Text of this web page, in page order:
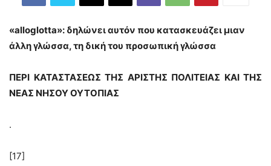
«alloglotta»: δηλώνει αυτόν που κατασκευάζει μιαν
άλλη γλώσσα, τη δική του προσωπική γλώσσα
ΠΕΡΙ ΚΑΤΑΣΤΑΣΕΩΣ ΤΗΣ ΑΡΙΣΤΗΣ ΠΟΛΙΤΕΙΑΣ ΚΑΙ ΤΗΣ
ΝΕΑΣ ΝΗΣΟΥ ΟΥΤΟΠΙΑΣ
.
[17]